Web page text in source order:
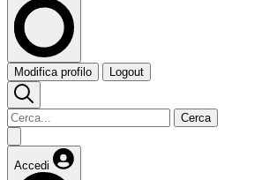
Modifica profilo Logout
Cerca
Accedi